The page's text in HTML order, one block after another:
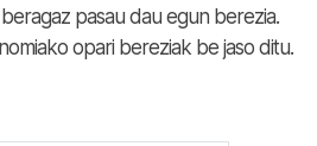
pasau dau egun berezia.
opari bereziak be jaso ditu.